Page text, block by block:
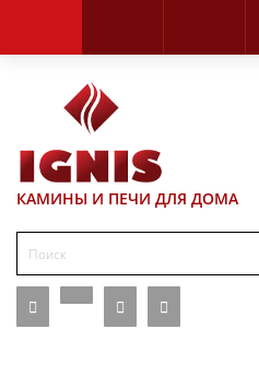
КАМИНЫ И ПЕЧИ ДЛЯ ДОМА